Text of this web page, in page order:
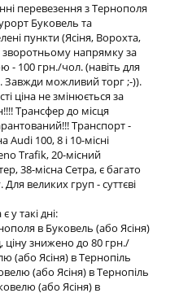
перевезення з Тернополя
Буковель та
пункти (Ясіня, Ворохта,
зворотньому напрямку за
- 100 грн./чол. (навіть для
Завжди можливий торг ;-)).
ціна не змінюється за
Трансфер до місця
Транспорт -
Audi 100, 8 і 10-місні
Trafik, 20-місний
38-місна Сетра, є багато
Для великих груп - суттєві
у такі дні:
в Буковель (або Ясіня)
ціну знижено до 80 грн./
(або Ясіня) в Тернопіль
(або Ясіня) в Тернопіль
(або Ясіня) в